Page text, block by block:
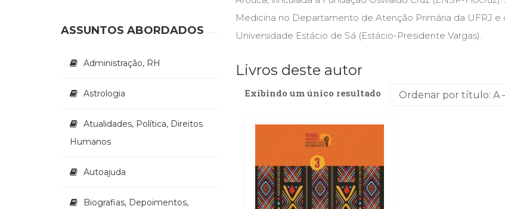
Televisão (22)
Terapia Ocupacional (21)
Treinamento e RH (65)
Medicina no Departamento de Atenção Primária da UFRJ
Universidade Estácio de Sá (Estácio-Presidente Vargas).
Livros deste autor
Exibindo um único resultado
ASSUNTOS ABORDADOS
Administração, RH
Astrologia
Atualidades, Política, Direitos
Humanos
Autoajuda
Biografias, Depoimentos,